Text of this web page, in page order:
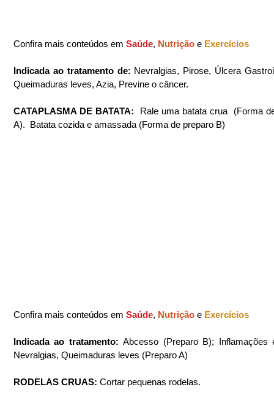
Confira mais conteúdos em Saúde, Nutrição e Exercícios
Indicada ao tratamento de: Nevralgias, Pirose, Úlcera
Queimaduras leves, Azia, Previne o câncer.
CATAPLASMA DE BATATA: Rale uma batata crua  (Forma
A).  Batata cozida e amassada (Forma de preparo B)
Confira mais conteúdos em Saúde, Nutrição e Exercícios
Indicada ao tratamento: Abcesso (Preparo B); Inflamações
Nevralgias, Queimaduras leves (Preparo A)
RODELAS CRUAS: Cortar pequenas rodelas.